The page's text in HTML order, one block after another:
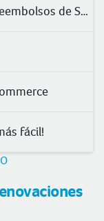
¡Nueva funcionalidad de MEP!: reembolsos de Salud
fácil!